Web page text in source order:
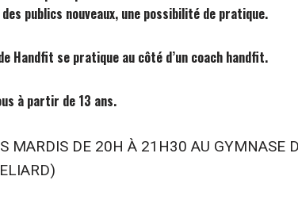
publics nouveaux, une possibilité de pratique.
Handfit se pratique au côté d’un coach handfit.
à partir de 13 ans.
MARDIS DE 20H À 21H30 AU GYMNASE